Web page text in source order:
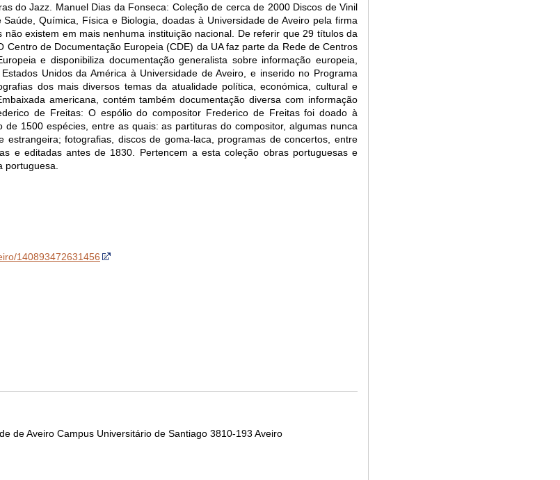
do Jazz. Manuel Dias da Fonseca: Coleção de cerca de 2000 Discos de Vinil
Química, Física e Biologia, doadas à Universidade de Aveiro pela firma
existem em mais nenhuma instituição nacional. De referir que 29 títulos da
de Documentação Europeia (CDE) da UA faz parte da Rede de Centros
e disponibiliza documentação generalista sobre informação europeia,
Unidos da América à Universidade de Aveiro, e inserido no Programa
dos mais diversos temas da atualidade política, económica, cultural e
americana, contém também documentação diversa com informação
de Freitas: O espólio do compositor Frederico de Freitas foi doado à
1500 espécies, entre as quais: as partituras do compositor, algumas nunca
fotografias, discos de goma-laca, programas de concertos, entre
e editadas antes de 1830. Pertencem a esta coleção obras portuguesas e
portuguesa.
140893472631456
de Aveiro Campus Universitário de Santiago 3810-193 Aveiro